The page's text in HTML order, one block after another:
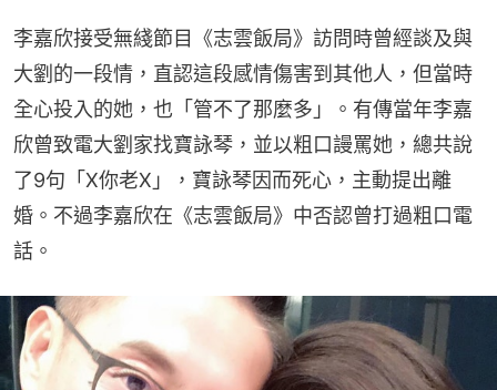
李嘉欣接受無綫節目《志雲飯局》訪問時曾經談及與
大劉的一段情，直認這段感情傷害到其他人，但當時
全心投入的她，也「管不了那麼多」。有傳當年李嘉
欣曾致電大劉家找寶詠琴，並以粗口謾罵她，總共說
了9句「X你老X」，寶詠琴因而死心，主動提出離
婚。不過李嘉欣在《志雲飯局》中否認曾打過粗口電
話。